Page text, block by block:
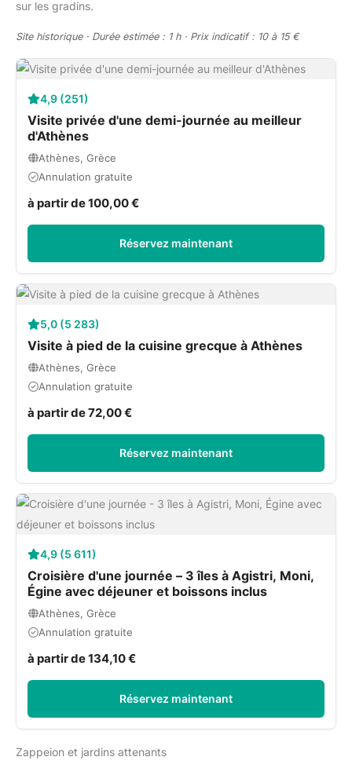
sur les gradins.
Site historique · Durée estimée : 1 h · Prix indicatif : 10 à 15 €
4,9 (251)
Visite privée d'une demi-journée au meilleur
d'Athènes
Athènes, Grèce
Annulation gratuite
à partir de 100,00 €
Réservez maintenant
5,0 (5 283)
Visite à pied de la cuisine grecque à Athènes
Athènes, Grèce
Annulation gratuite
à partir de 72,00 €
Réservez maintenant
4,9 (5 611)
Croisière d'une journée – 3 îles à Agistri, Moni,
Égine avec déjeuner et boissons inclus
Athènes, Grèce
Annulation gratuite
à partir de 134,10 €
Réservez maintenant
Zappeion et jardins attenants